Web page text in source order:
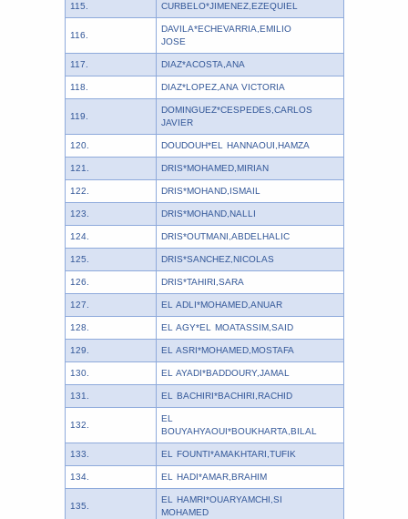
115. CURBELO*JIMENEZ,EZEQUIEL
116.
DAVILA*ECHEVARRIA,EMILIO
JOSE
117. DIAZ*ACOSTA,ANA
118. DIAZ*LOPEZ,ANA VICTORIA
119.
DOMINGUEZ*CESPEDES,CARLOS
JAVIER
120. DOUDOUH*EL HANNAOUI,HAMZA
121. DRIS*MOHAMED,MIRIAN
122. DRIS*MOHAND,ISMAIL
123. DRIS*MOHAND,NALLI
124. DRIS*OUTMANI,ABDELHALIC
125. DRIS*SANCHEZ,NICOLAS
126. DRIS*TAHIRI,SARA
127. EL ADLI*MOHAMED,ANUAR
128. EL AGY*EL MOATASSIM,SAID
129. EL ASRI*MOHAMED,MOSTAFA
130. EL AYADI*BADDOURY,JAMAL
131. EL BACHIRI*BACHIRI,RACHID
132.
EL
BOUYAHYAOUI*BOUKHARTA,BILAL
133. EL FOUNTI*AMAKHTARI,TUFIK
134. EL HADI*AMAR,BRAHIM
135.
EL HAMRI*OUARYAMCHI,SI
MOHAMED